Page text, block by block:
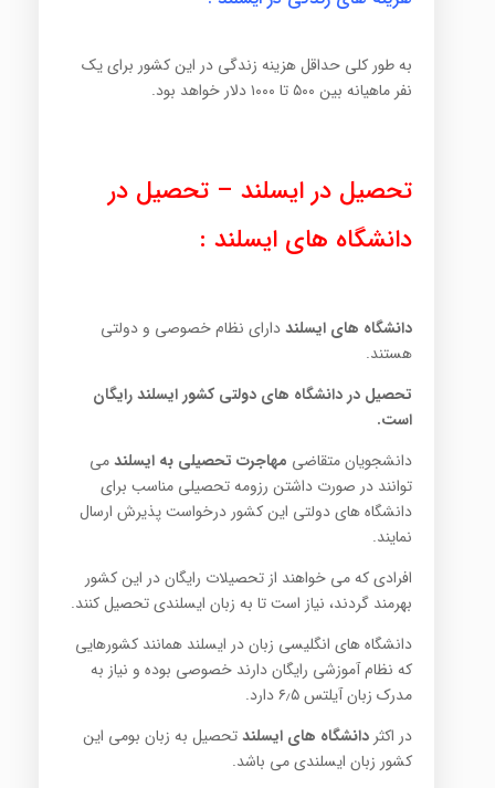
به طور کلی حداقل هزینه زندگی در این کشور برای یک
نفر ماهیانه بین ۵۰۰ تا ۱۰۰۰ دلار خواهد بود.
تحصیل در ایسلند – تحصیل در
دانشگاه های ایسلند :
دانشگاه های ایسلنددارای نظام خصوصی و دولتی
هستند.
تحصیل در دانشگاه های دولتی کشور ایسلند رایگان
است.
دانشجویان متقاضی مهاجرت تحصیلی به ایسلندمی
توانند در صورت داشتن رزومه تحصیلی مناسب برای
دانشگاه های دولتی این کشور درخواست پذیرش ارسال
نمایند.
افرادی که می خواهند از تحصیلات رایگان در این کشور
بهرمند گردند، نیاز است تا به زبان ایسلندی تحصیل کنند.
دانشگاه های انگلیسی زبان در ایسلند همانند کشورهایی
که نظام آموزشی رایگان دارند خصوصی بوده و نیاز به
مدرک زبان آیلتس ۶٫۵ دارد.
در اکثر دانشگاه های ایسلندتحصیل به زبان بومی این
کشور زبان ایسلندی می باشد.